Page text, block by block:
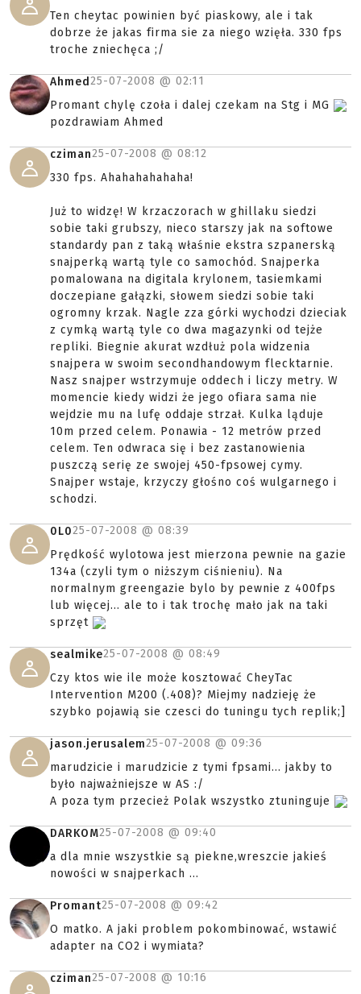
Ten cheytac powinien być piaskowy, ale i tak
dobrze że jakas firma sie za niego wzięła. 330 fps
troche zniechęca ;/
Ahmed25-07-2008 @ 02:11
Promant chylę czoła i dalej czekam na Stg i MG
pozdrawiam Ahmed
cziman25-07-2008 @ 08:12
330 fps. Ahahahahahaha!
Już to widzę! W krzaczorach w ghillaku siedzi
sobie taki grubszy, nieco starszy jak na softowe
standardy pan z taką właśnie ekstra szpanerską
snajperką wartą tyle co samochód. Snajperka
pomalowana na digitala krylonem, tasiemkami
doczepiane gałązki, słowem siedzi sobie taki
ogromny krzak. Nagle zza górki wychodzi dzieciak
z cymką wartą tyle co dwa magazynki od tejże
repliki. Biegnie akurat wzdłuż pola widzenia
snajpera w swoim secondhandowym flecktarnie.
Nasz snajper wstrzymuje oddech i liczy metry. W
momencie kiedy widzi że jego ofiara sama nie
wejdzie mu na lufę oddaje strzał. Kulka ląduje
10m przed celem. Ponawia - 12 metrów przed
celem. Ten odwraca się i bez zastanowienia
puszczą serię ze swojej 450-fpsowej cymy.
Snajper wstaje, krzyczy głośno coś wulgarnego i
schodzi.
0L025-07-2008 @ 08:39
Prędkość wylotowa jest mierzona pewnie na gazie
134a (czyli tym o niższym ciśnieniu). Na
normalnym greengazie bylo by pewnie z 400fps
lub więcej... ale to i tak trochę mało jak na taki
sprzęt
sealmike25-07-2008 @ 08:49
Czy ktos wie ile może kosztować CheyTac
Intervention M200 (.408)? Miejmy nadzieję że
szybko pojawią sie czesci do tuningu tych replik;]
jason.jerusalem25-07-2008 @ 09:36
marudzicie i marudzicie z tymi fpsami... jakby to
było najważniejsze w AS :/
A poza tym przecież Polak wszystko ztuninguje
DARKOM25-07-2008 @ 09:40
a dla mnie wszystkie są piekne,wreszcie jakieś
nowości w snajperkach ...
Promant25-07-2008 @ 09:42
O matko. A jaki problem pokombinować, wstawić
adapter na CO2 i wymiata?
cziman25-07-2008 @ 10:16